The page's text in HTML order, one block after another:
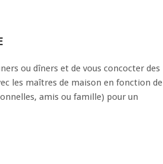
ou dîners et de vous concocter des
les maîtres de maison en fonction de
amis ou famille) pour un